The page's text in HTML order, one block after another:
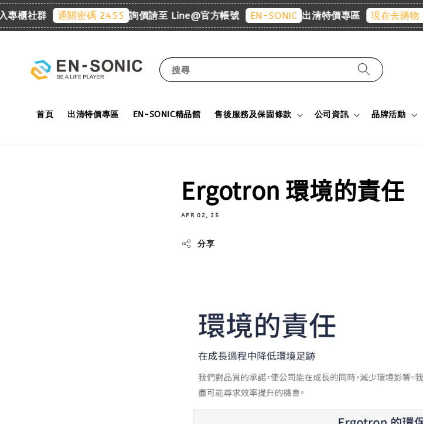
櫃社群 通關密碼 2455 詢價請至 Line@官方帳號 EN-SONIC 出清特價專區 現在去購物！
搜尋
首頁 出清特價專區 EN-SONIC精品館 售後服務及保固條款 公司資訊 品牌活動
Ergotron 環境的責任
APR 02, 25
分享